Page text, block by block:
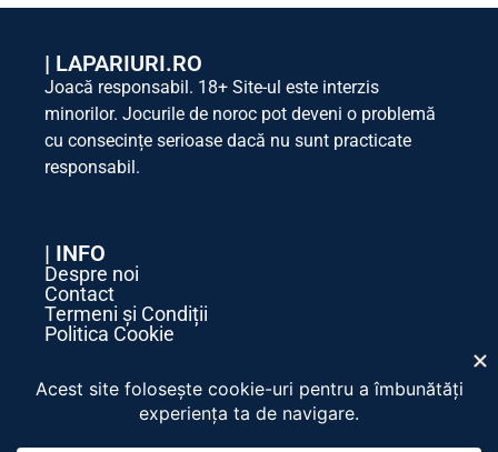
| LAPARIURI.RO
Joacă responsabil. 18+ Site-ul este interzis
minorilor. Jocurile de noroc pot deveni o problemă
cu consecințe serioase dacă nu sunt practicate
responsabil.
| INFO
Despre noi
Contact
Termeni și Condiții
Politica Cookie
| SOCIAL MEDIA